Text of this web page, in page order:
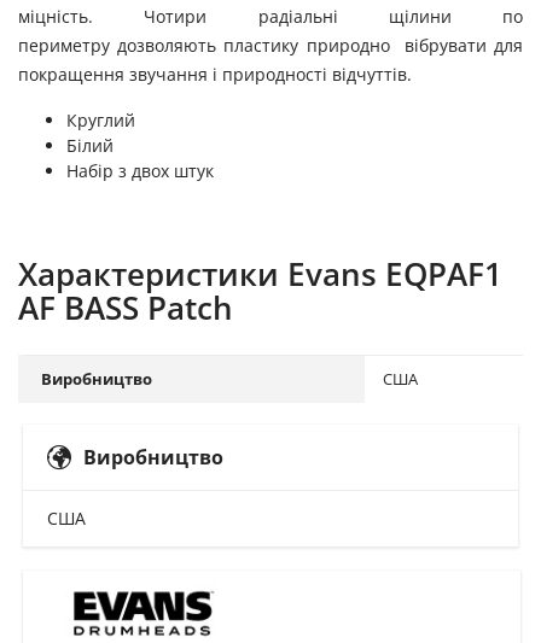
міцність. Чотири радіальні щілини по
периметру дозволяють пластику природно вібрувати для
покращення звучання і природності відчуттів.
Круглий
Білий
Набір з двох штук
Характеристики Evans EQPAF1
AF BASS Patch
Виробництво США
Виробництво
США